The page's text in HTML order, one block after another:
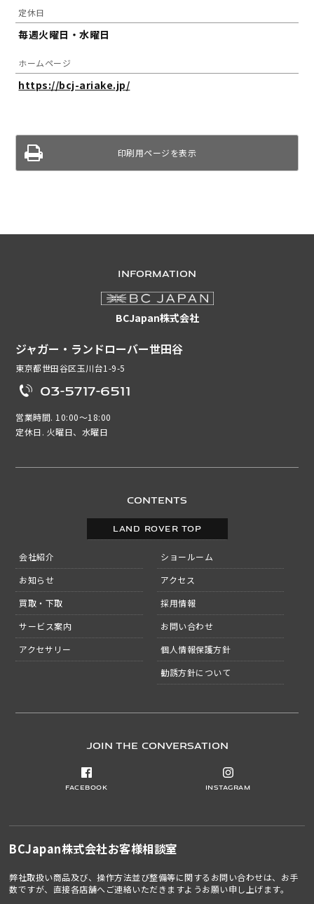
定休日
毎週火曜日・水曜日
ホームページ
https://bcj-ariake.jp/
印刷用ページを表示
CONTENTS
LAND ROVER TOP
会社紹介
お知らせ
買取・下取
サービス案内
アクセサリー
ショールーム
アクセス
採用情報
お問い合わせ
個人情報保護方針
勧誘方針について
INFORMATION
BCJapan株式会社
ジャガー・ランドローバー世田谷
東京都世田谷区玉川台1-9-5
03-5717-6511
営業時間. 10:00～18:00
定休日. 火曜日、水曜日
JOIN THE CONVERSATION
Facebook Instagram
BCJapan株式会社お客様相談室
弊社取扱い商品及び、操作方法並び整備等に関するお問い合わせは、お手
数ですが、直接各店舗へご連絡いただきますようお願い申し上げます。